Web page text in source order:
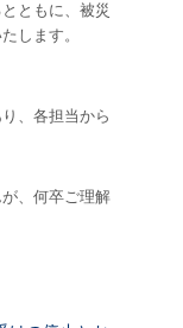
ともに、被災
します。
、各担当から
、何卒ご理解